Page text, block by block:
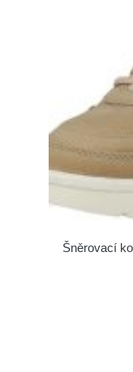
Šněrovací